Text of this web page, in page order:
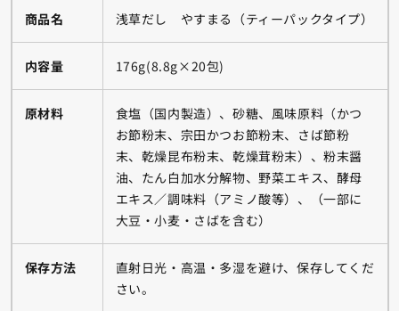
商品名 浅草だし やすまる（ティーパックタイプ）
内容量 176g(8.8g×20包)
原材料
食塩（国内製造）、砂糖、風味原料（かつ
お節粉末、宗田かつお節粉末、さば節粉
末、乾燥昆布粉末、乾燥茸粉末）、粉末醤
油、たん白加水分解物、野菜エキス、酵母
エキス／調味料（アミノ酸等）、（一部に
大豆・小麦・さばを含む）
保存方法
直射日光・高温・多湿を避け、保存してくだ
さい。